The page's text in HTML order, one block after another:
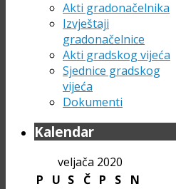
Akti gradonačelnika
Izvještaji
gradonačelnice
Akti gradskog vijeća
Sjednice gradskog
vijeća
Dokumenti
Kalendar
veljača 2020
P
U S Č P S
N